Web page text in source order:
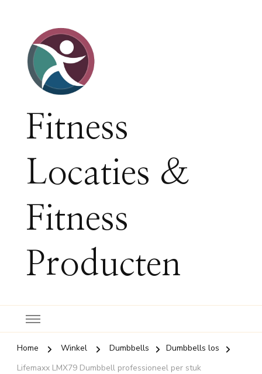
Fitness
Locaties &
Fitness
Producten
Home Winkel Dumbbells
Dumbbells los
Lifemaxx LMX79 Dumbbell professioneel per stuk